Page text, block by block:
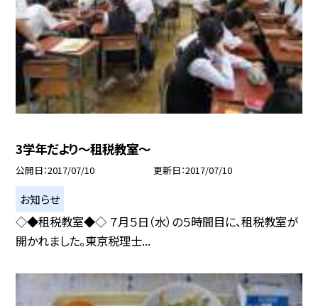
3学年だより〜租税教室〜
公開日 2017/07/10 更新日 2017/07/10
お知らせ
◇◆租税教室◆◇ ７月５日（水）の５時間目に、租税教室が
開かれました。東京税理士...